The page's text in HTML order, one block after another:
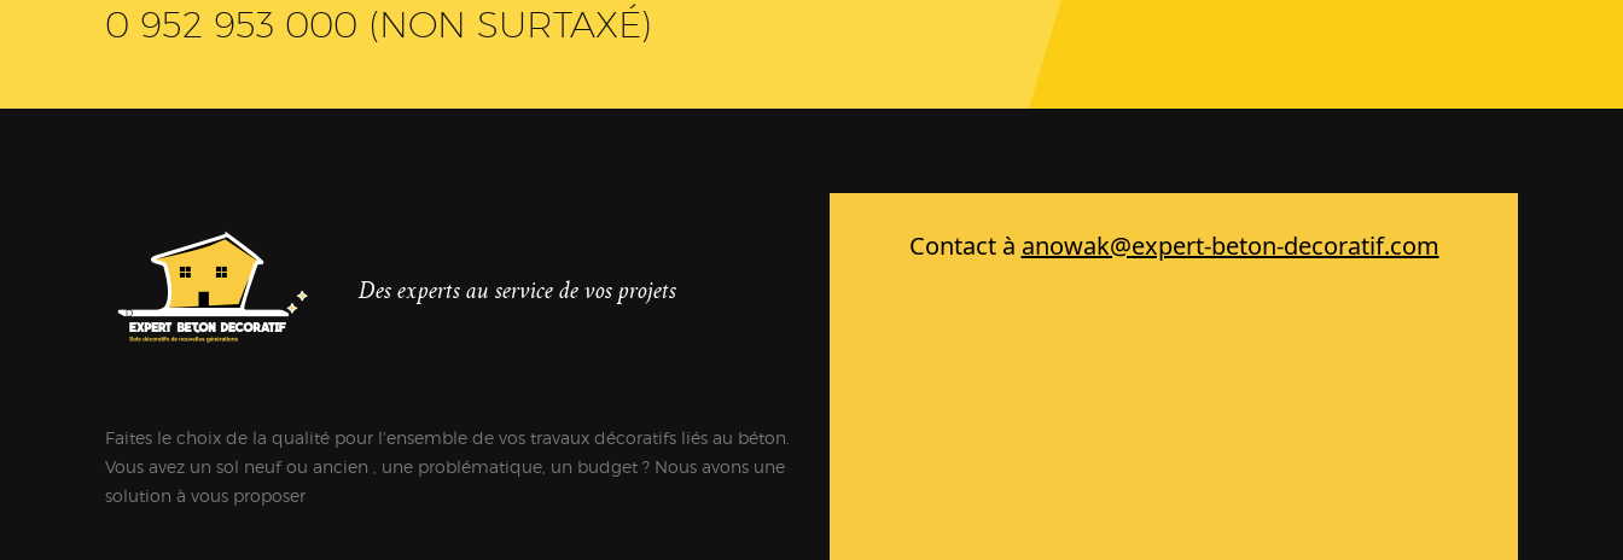
0 952 953 000 (NON SURTAXÉ)
Des experts au service de vos projets
Faites le choix de la qualité pour l'ensemble de vos travaux décoratifs liés au béton.
Vous avez un sol neuf ou ancien , une problématique, un budget ? Nous avons une
solution à vous proposer